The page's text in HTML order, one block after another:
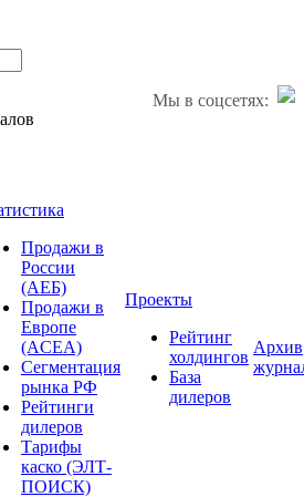
Мы в соцсетях:
Продажи в
России
(АЕБ)
Продажи в
Европе
(ACEA)
Сегментация
рынка РФ
Рейтинги
дилеров
Тарифы
каско (ЭЛТ-
ПОИСК)
Проекты
Рейтинг
холдингов
База
дилеров
Архив